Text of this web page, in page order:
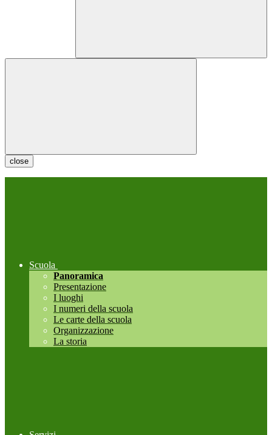
close
Scuola
Panoramica
Presentazione
I luoghi
I numeri della scuola
Le carte della scuola
Organizzazione
La storia